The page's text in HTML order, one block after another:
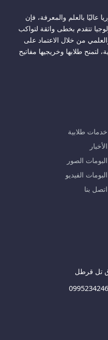
بالعلم والمعرفة، فإن
تتقدم بخطى واثقة لتواكب
من خلال الاعتماد على
لتمنح طلابها وخريجيها مفاتيح
خدمات طلابية
الأخبار
البومات الصور
البومات الفيديو
اتصل بنا
تل قرطل